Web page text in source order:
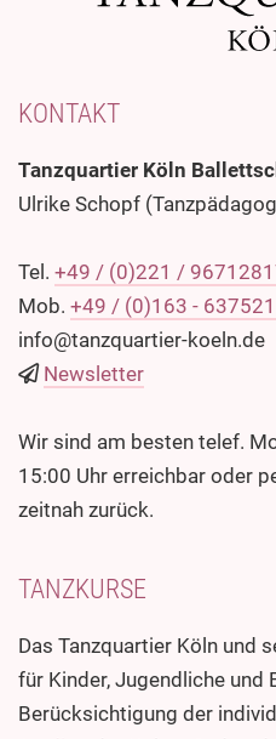
KONTAKT
Tanzquartier Köln
Ulrike Schopf
Tel. +49 / (0)221 /
Mob. +49 / (0)163 -
info@tanzquartier-koeln.de
Newsletter
Wir sind am besten telef.
15:00 Uhr erreichbar oder
zeitnah zurück.
TANZKURSE
Das Tanzquartier Köln und
für Kinder, Jugendliche und
Berücksichtigung der